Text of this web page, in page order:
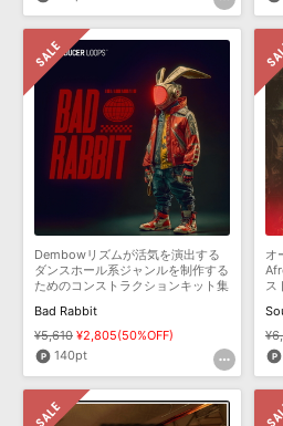
Dembowリズムが活気を演出する
ダンスホール系ジャンルを制作する
ためのコンストラクションキット集
Bad Rabbit
¥5,610 ¥2,805(50%OFF)
140pt
オ
ス